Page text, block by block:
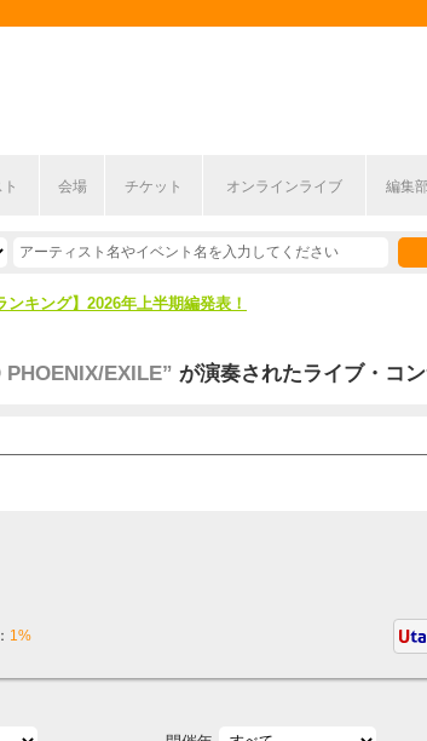
会場 チケット オンラインライブ 編集部
】フェス情報はここから！
ンキング】2026年上半期編発表！
PHOENIX/EXILE” が演奏されたライブ・コ
1%